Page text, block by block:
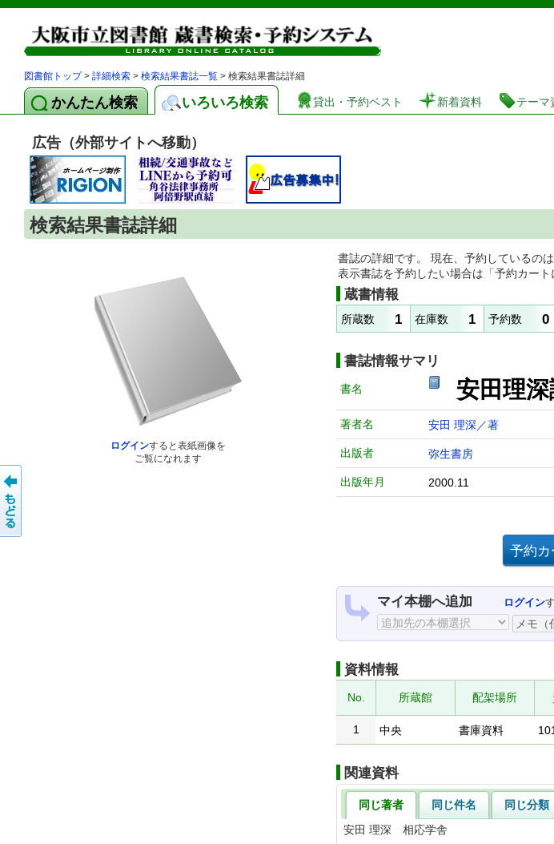
図書館 蔵書検索・予約システム
図書館トップ> 詳細検索 > 検索結果書誌一覧 > 検索結果書誌詳細
かんたん検索 いろいろ検索 貸出・予約ベスト 新着資料 テーマ
広告（外部サイトへ移動）
検索結果書誌詳細
ログインすると表紙画像を
ご覧になれます
書誌の詳細です。 現在、予約しているのは
表示書誌を予約したい場合は「予約カー
蔵書情報
所蔵数 1 在庫数 1 予約数 0
書誌情報サマリ
書名 安田理
著者名 安田 理深／著
出版者 弥生書房
出版年月 2000.11
マイ本棚へ追加 ログイン
資料情報
No. 所蔵館 配架場所
1
中央 書庫資料
関連資料
同じ著者 同じ件名
同じ分類
安田 理深 相応学舎